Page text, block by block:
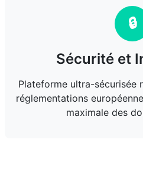
🔒
Sécurité et
Plateforme ultra-sécurisée
réglementations
maximale des